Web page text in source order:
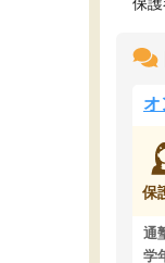
保
通
学